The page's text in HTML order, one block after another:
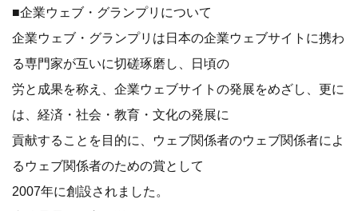
■企業ウェブ・グランプリについて
企業ウェブ・グランプリは日本の企業ウェブサイトに携わ
る専門家が互いに切磋琢磨し、日頃の
労と成果を称え、企業ウェブサイトの発展をめざし、更に
は、経済・社会・教育・文化の発展に
貢献することを目的に、ウェブ関係者のウェブ関係者によ
るウェブ関係者のための賞として
2007年に創設されました。